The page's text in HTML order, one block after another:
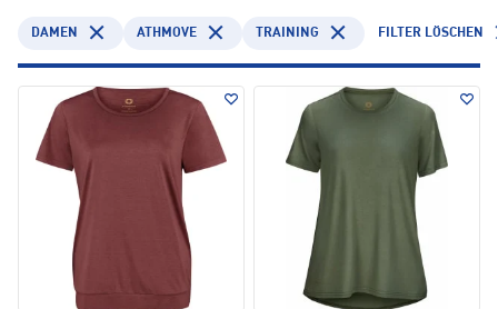
DAMEN ATHMOVE TRAINING FILTER LÖSCHEN